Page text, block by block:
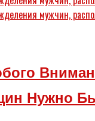
Нужно